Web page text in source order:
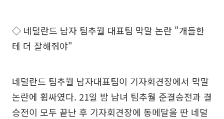
◇ 네덜란드 남자 팀추월 대표팀 막말 논란 "개들한
테 더 잘해줘야"
네덜란드 팀추월 남자대표팀이 기자회견장에서 막말
논란에 휩싸였다. 21일 밤 남녀 팀추월 준결승전과 결
승전이 모두 끝난 후 기자회견장에 동메달을 딴 네덜